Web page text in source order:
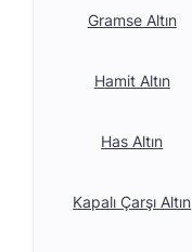
Gramse Altın
Hamit Altın
Has Altın
Kapalı Çarşı Altın